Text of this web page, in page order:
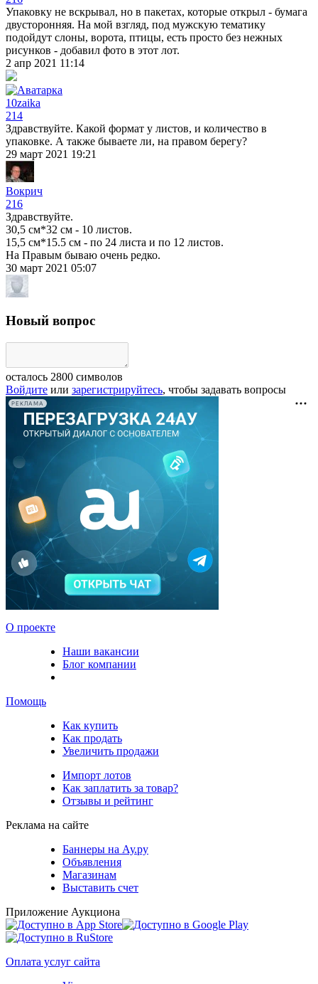
Упаковку не вскрывал, но в пакетах, которые открыл - бумага
двусторонняя. На мой взгляд, под мужскую тематику
подойдут слоны, ворота, птицы, есть просто без нежных
рисунков - добавил фото в этот лот.
2 апр 2021 11:14
10zaika
214
Здравствуйте. Какой формат у листов, и количество в
упаковке. А также бываете ли, на правом берегу?
29 март 2021 19:21
Вокрич
216
Здравствуйте.
30,5 см*32 см - 10 листов.
15,5 см*15.5 см - по 24 листа и по 12 листов.
На Правым бываю очень редко.
30 март 2021 05:07
Новый вопрос
осталось 2800 символов
Войдите или зарегистрируйтесь, чтобы задавать вопросы
РЕКЛАМА
О проекте
Наши вакансии
Блог компании
Помощь
Как купить
Как продать
Увеличить продажи
Импорт лотов
Как заплатить за товар?
Отзывы и рейтинг
Реклама на сайте
Баннеры на Ау.ру
Объявления
Магазинам
Выставить счет
Приложение Аукциона
Оплата услуг сайта